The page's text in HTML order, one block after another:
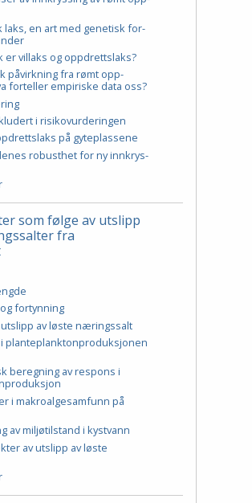
laks, en art med ge­ne­tisk for­
er vill­aks og opp­dretts­laks?
på­virk­ning fra rømt opp­
for­tel­ler em­pi­ris­ke data oss?
i ri­si­ko­vur­de­rin­gen
på gy­te­plas­se­ne
ro­bust­het for ny inn­krys­
som følge av utslipp
fra
fortynning
utslipp av løste næringssalt
i planteplanktonproduksjonen
beregning av respons i
i makroalgesamfunn på
av miljøtilstand i kystvann
av utslipp av løste